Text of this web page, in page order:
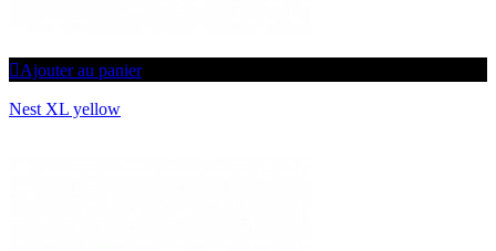
Ajouter au panier
Nest XL yellow